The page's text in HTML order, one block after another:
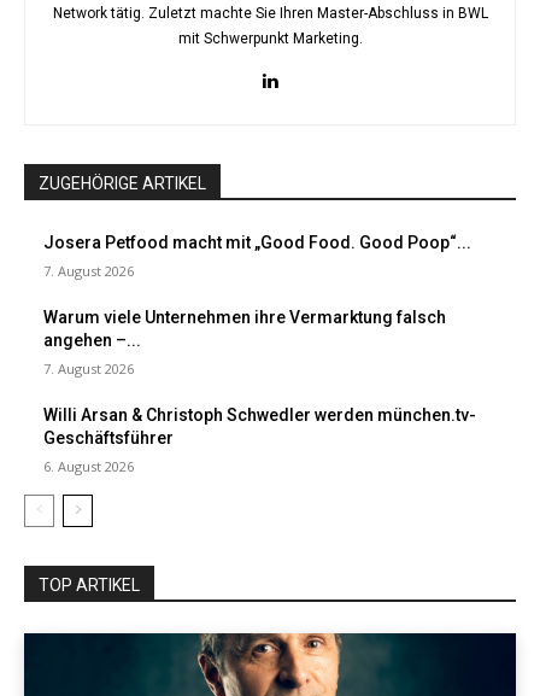
Network tätig. Zuletzt machte Sie Ihren Master-Abschluss in BWL
mit Schwerpunkt Marketing.
ZUGEHÖRIGE ARTIKEL
Josera Petfood macht mit „Good Food. Good Poop“...
7. August 2026
Warum viele Unternehmen ihre Vermarktung falsch
angehen –...
7. August 2026
Willi Arsan & Christoph Schwedler werden münchen.tv-
Geschäftsführer
6. August 2026
TOP ARTIKEL